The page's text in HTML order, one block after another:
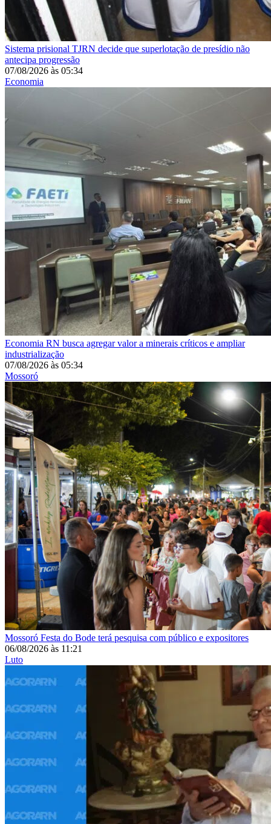
Sistema prisional TJRN decide que superlotação de presídio não
antecipa progressão
07/08/2026 às 05:34
Economia
Economia RN busca agregar valor a minerais críticos e ampliar
industrialização
07/08/2026 às 05:34
Mossoró
Mossoró Festa do Bode terá pesquisa com público e expositores
06/08/2026 às 11:21
Luto